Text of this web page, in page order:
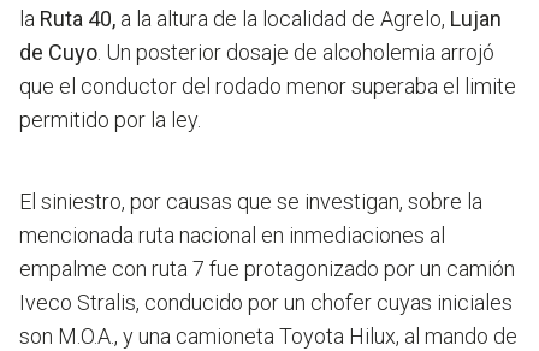
la Ruta 40, a la altura de la localidad de Agrelo, Lujan
de Cuyo . Un posterior dosaje de alcoholemia arrojó
que el conductor del rodado menor superaba el limite
permitido por la ley.
El siniestro, por causas que se investigan, sobre la
mencionada ruta nacional en inmediaciones al
empalme con ruta 7 fue protagonizado por un camión
Iveco Stralis, conducido por un chofer cuyas iniciales
son M.O.A., y una camioneta Toyota Hilux, al mando de